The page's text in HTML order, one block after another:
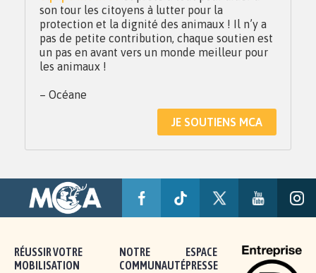
son tour les citoyens à lutter pour la
protection et la dignité des animaux ! Il n’y a
pas de petite contribution, chaque soutien est
un pas en avant vers un monde meilleur pour
les animaux !
– Océane
JE SOUTIENS MCA
RÉUSSIR VOTRE
MOBILISATION
NOTRE
COMMUNAUTÉ
ESPACE
PRESSE